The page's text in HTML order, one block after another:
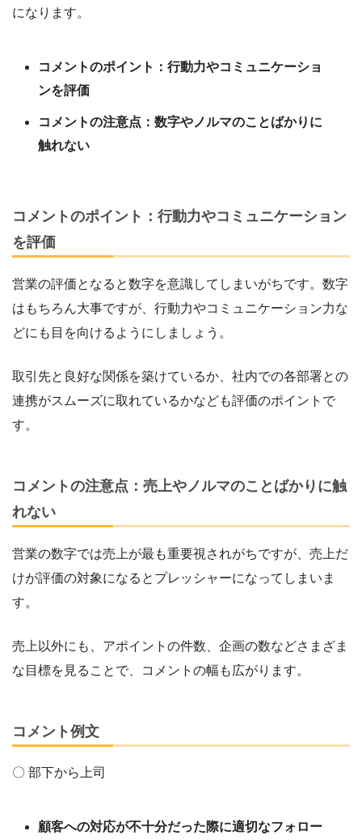
になります。
コメントのポイント：行動力やコミュニケーショ
ンを評価
コメントの注意点：数字やノルマのことばかりに
触れない
コメントのポイント：行動力やコミュニケーション
を評価
営業の評価となると数字を意識してしまいがちです。数字
はもちろん大事ですが、行動力やコミュニケーション力な
どにも目を向けるようにしましょう。
取引先と良好な関係を築けているか、社内での各部署との
連携がスムーズに取れているかなども評価のポイントで
す。
コメントの注意点：売上やノルマのことばかりに触
れない
営業の数字では売上が最も重要視されがちですが、売上だ
けが評価の対象になるとプレッシャーになってしまいま
す。
売上以外にも、アポイントの件数、企画の数などさまざま
な目標を見ることで、コメントの幅も広がります。
コメント例文
〇 部下から上司
顧客への対応が不十分だった際に適切なフォロー